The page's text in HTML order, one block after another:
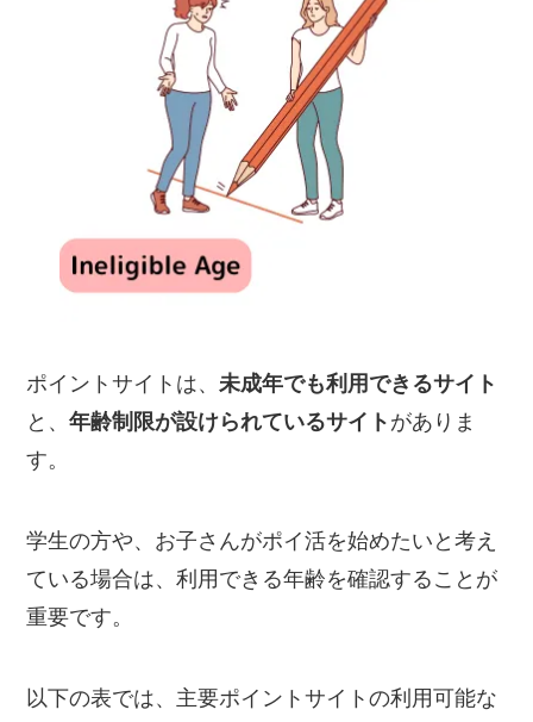
ポイントサイトは、未成年でも利用できるサイト
と、年齢制限が設けられているサイト がありま
す。
学生の方や、お子さんがポイ活を始めたいと考え
ている場合は、利用できる年齢を確認することが
重要です。
以下の表では、主要ポイントサイトの利用可能な